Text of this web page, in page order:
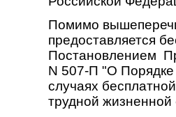
Помимо
предоставляется
Постановлением
N 507-П "О Порядке
случаях
трудной жизненной